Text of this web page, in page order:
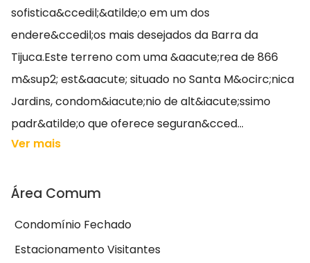
sofistica&ccedil;&atilde;o em um dos
endere&ccedil;os mais desejados da Barra da
Tijuca.Este terreno com uma &aacute;rea de 866
m&sup2; est&aacute; situado no Santa M&ocirc;nica
Jardins, condom&iacute;nio de alt&iacute;ssimo
padr&atilde;o que oferece seguran&cced...
Ver mais
Área Comum
Condomínio Fechado
Estacionamento Visitantes